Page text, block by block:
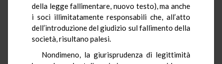
della legge fallimentare, nuovo testo), ma anche
i soci illimitatamente responsabili che, all’atto
dell’introduzione del giudizio sul fallimento della
società, risultano palesi.
Nondimeno, la giurisprudenza di legittimità